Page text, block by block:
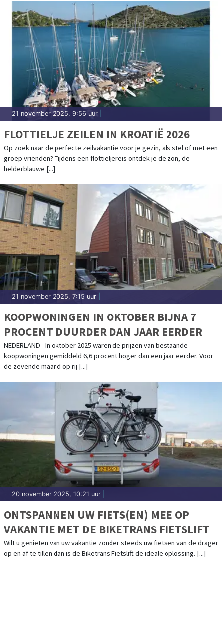
21 november 2025, 9:56 uur
FLOTTIELJE ZEILEN IN KROATIË 2026
Op zoek naar de perfecte zeilvakantie voor je gezin, als stel of met een
groep vrienden? Tijdens een flottieljereis ontdek je de zon, de
helderblauwe [...]
21 november 2025, 7:15 uur
KOOPWONINGEN IN OKTOBER BIJNA 7
PROCENT DUURDER DAN JAAR EERDER
NEDERLAND - In oktober 2025 waren de prijzen van bestaande
koopwoningen gemiddeld 6,6 procent hoger dan een jaar eerder. Voor
de zevende maand op rij [...]
20 november 2025, 10:21 uur
ONTSPANNEN UW FIETS(EN) MEE OP
VAKANTIE MET DE BIKETRANS FIETSLIFT
Wilt u genieten van uw vakantie zonder steeds uw fietsen van de drager
op en af te tillen dan is de Biketrans Fietslift de ideale oplossing. [...]